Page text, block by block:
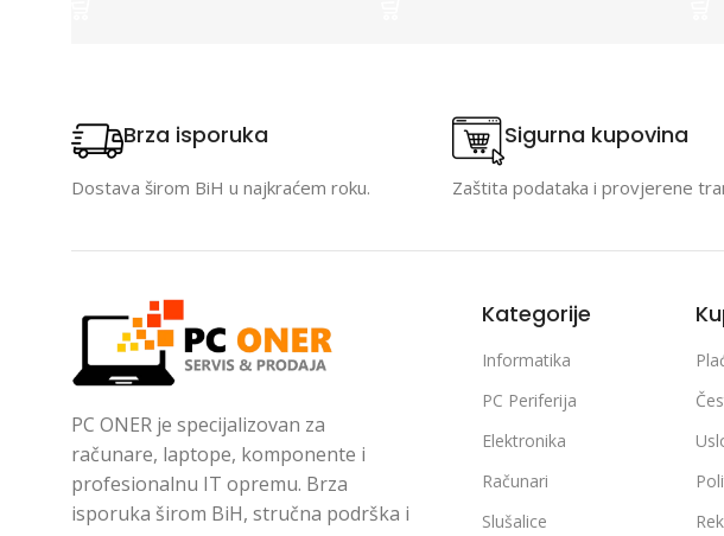
Brza isporuka
Dostava širom BiH u najkraćem roku.
Sigurna kupovina
Zaštita podataka i provjerene
PC ONER je specijalizovan za
računare, laptope, komponente i
profesionalnu IT opremu. Brza
isporuka širom BiH, stručna podrška i
Kategorije
Informatika
PC Periferija
Elektronika
Računari
Slušalice